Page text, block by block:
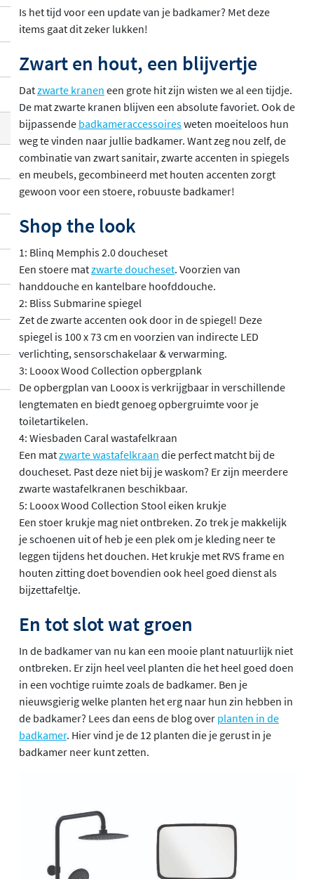
Is het tijd voor een update van je badkamer? Met deze
items gaat dit zeker lukken!
Zwart en hout, een blijvertje
Datzwarte kranen een grote hit zijn wisten we al een tijdje.
De mat zwarte kranen blijven een absolute favoriet. Ook de
bijpassende badkameraccessoiresweten moeiteloos hun
weg te vinden naar jullie badkamer. Want zeg nou zelf, de
combinatie van zwart sanitair, zwarte accenten in spiegels
en meubels, gecombineerd met houten accenten zorgt
gewoon voor een stoere, robuuste badkamer!
Shop the look
1: Blinq Memphis 2.0 doucheset
Een stoere matzwarte doucheset. Voorzien van
handdouche en kantelbare hoofddouche.
2: Bliss Submarine spiegel
Zet de zwarte accenten ook door in de spiegel! Deze
spiegel is 100 x 73 cm en voorzien van indirecte LED
verlichting, sensorschakelaar & verwarming.
3: Looox Wood Collection opbergplank
De opbergplan van Looox is verkrijgbaar in verschillende
lengtematen en biedt genoeg opbergruimte voor je
toiletartikelen.
4: Wiesbaden Caral wastafelkraan
Een matzwarte wastafelkraan die perfect matcht bij de
doucheset. Past deze niet bij je waskom? Er zijn meerdere
zwarte wastafelkranen beschikbaar.
5: Looox Wood Collection Stool eiken krukje
Een stoer krukje mag niet ontbreken. Zo trek je makkelijk
je schoenen uit of heb je een plek om je kleding neer te
leggen tijdens het douchen. Het krukje met RVS frame en
houten zitting doet bovendien ook heel goed dienst als
bijzettafeltje.
En tot slot wat groen
In de badkamer van nu kan een mooie plant natuurlijk niet
ontbreken. Er zijn heel veel planten die het heel goed doen
in een vochtige ruimte zoals de badkamer. Ben je
nieuwsgierig welke planten het erg naar hun zin hebben in
de badkamer? Lees dan eens de blog over planten in de
badkamer. Hier vind je de 12 planten die je gerust in je
badkamer neer kunt zetten.